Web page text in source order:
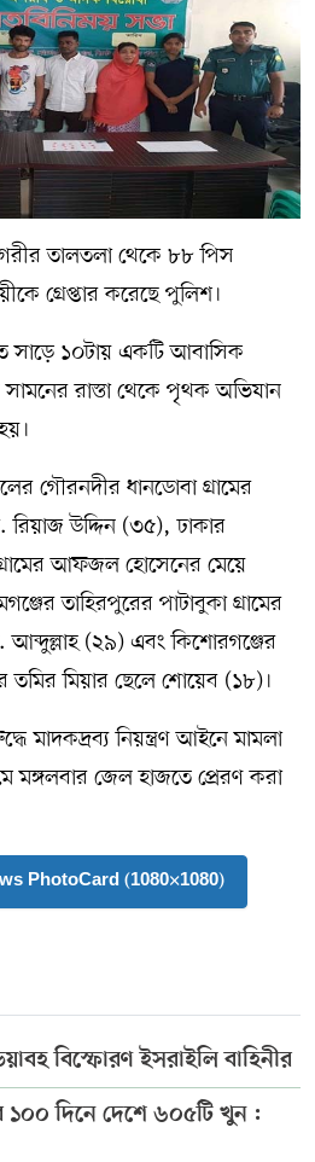
তালতলা থেকে ৮৮ পিস
গ্রেপ্তার করেছে পুলিশ।
সাড়ে ১০টায় একটি আবাসিক
রাস্তা থেকে পৃথক অভিযান
গৌরনদীর ধানডোবা গ্রামের
রিয়াজ উদ্দিন (৩৫), ঢাকার
গ্রামের আফজল হোসেনের মেয়ে
তাহিরপুরের পাটাবুকা গ্রামের
(২৯) এবং কিশোরগঞ্জের
তমির মিয়ার ছেলে শোয়েব (১৮)।
মাদকদ্রব্য নিয়ন্ত্রণ আইনে মামলা
জেল হাজতে প্রেরণ করা
PhotoCard (1080×1080)
বিস্ফোরণ ইসরাইলি বাহিনীর
১০০ দিনে দেশে ৬০৫টি খুন :